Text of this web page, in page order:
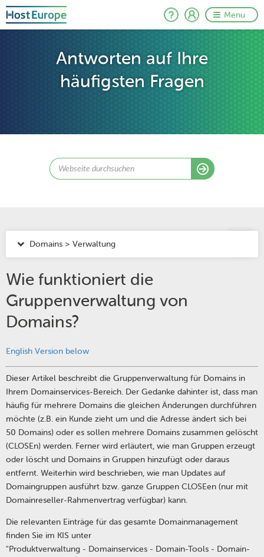
Menu
Antworten auf Ihre
häufigsten Fragen
Domains > Verwaltung
Wie funktioniert die
Gruppenverwaltung von
Domains?
English Version below
Dieser Artikel beschreibt die Gruppenverwaltung für Domains in
Ihrem Domainservices-Bereich. Der Gedanke dahinter ist, dass man
häufig für mehrere Domains die gleichen Änderungen durchführen
möchte (z.B. ein Kunde zieht um und die Adresse ändert sich bei
50 Domains) oder es sollen mehrere Domains zusammen gelöscht
(CLOSEn) werden. Ferner wird erläutert, wie man Gruppen erzeugt
oder löscht und Domains in Gruppen hinzufügt oder daraus
entfernt. Weiterhin wird beschrieben, wie man Updates auf
Domaingruppen ausführt bzw. ganze Gruppen CLOSEen (nur mit
Domainreseller-Rahmenvertrag verfügbar) kann.
Die relevanten Einträge für das gesamte Domainmanagement
finden Sie im KIS unter
"Produktverwaltung - Domainservices - Domain-Tools - Domain-